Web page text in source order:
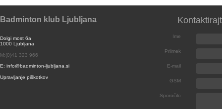
Badminton klub Ljubljana
Dolgi most 6a
1000 Ljubljana
M:(0)41 323 966
E: info@badminton-ljubljana.si
Upravljanje piškotkov
Ime
Priimek
E-mail
GSM
Sporočilo